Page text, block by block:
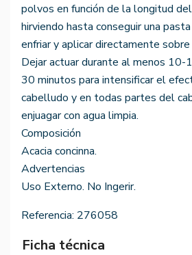
polvos en función de la longitud
hirviendo hasta conseguir una
enfriar y aplicar directamente
Dejar actuar durante al menos 10-
30 minutos para intensificar el
cabelludo y en todas partes del
enjuagar con agua limpia.
Composición
Acacia concinna.
Advertencias
Uso Externo. No Ingerir.
Referencia: 276058
Ficha técnica